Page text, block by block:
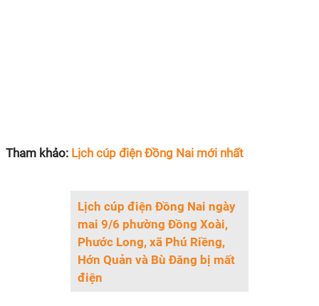
Tham khảo: Lịch cúp điện Đồng Nai mới nhất
Lịch cúp điện Đồng Nai ngày
mai 9/6 phường Đồng Xoài,
Phước Long, xã Phú Riềng,
Hớn Quản và Bù Đăng bị mất
điện